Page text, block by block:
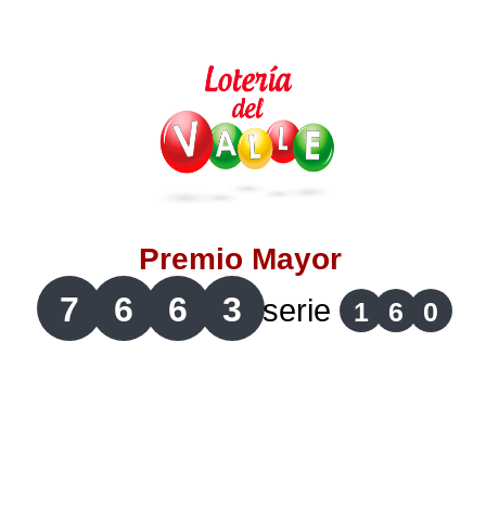
Lotería de Bogotá
Lotería de Risaralda
Lotería de Medellín
Lotería de Santander
Lotería del Cauca
Premio Mayor
7 6 6 3 serie 1 6 0